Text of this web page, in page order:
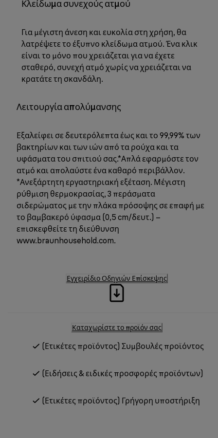
Κλείδωμα συνεχούς ατμού
Για μέγιστη άνεση και ευκολία στη χρήση, θα
λατρέψετε το έξυπνο κλείδωμα ατμού. Ένα κλικ
είναι το μόνο που χρειάζεται για να έχετε
σταθερό, συνεχή ατμό χωρίς να χρειάζεται να
κρατάτε τη σκανδάλη.
Λειτουργία απολύμανσης
Εξαλείφει σε δευτερόλεπτα έως και το 99,99% των
βακτηρίων και των ιών από τα ρούχα και τα
υφάσματα του σπιτιού σας.*Απλά εφαρμόστε τον
ατμό και απολαύστε ένα καθαρό περιβάλλον.
*Ανεξάρτητη εργαστηριακή εξέταση. Μέγιστη
ρύθμιση θερμοκρασίας, 3 περάσματα
σιδερώματος με την πλάκα πρόσοψης σε επαφή με
το βαμβακερό ύφασμα (0,5 cm/δευτ.) –
επισκεφθείτε τη διεύθυνση
www.braunhousehold.com.
Εγχειρίδιο Οδηγιών Επίσκεψης
Καταχωρίστε το προϊόν σας
(Ετικέτες προϊόντος) Συμβουλές προϊόντος
(Ειδήσεις & ειδικές προσφορές προϊόντων)
(Ετικέτες προϊόντος) Γρήγορη υποστήριξη